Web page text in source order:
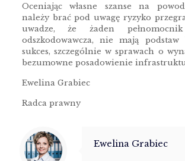
Oceniając własne szanse na
należy brać pod uwagę ryzyko
uwadze, że żaden
odszkodowawcza, nie mają podstaw
sukces, szczególnie w sprawach o
bezumowne posadowienie
Ewelina Grabiec
Radca prawny
Ewelina Grabiec